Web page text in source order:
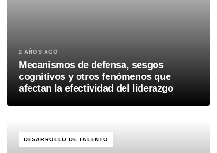
2 AÑOS AGO
Mecanismos de defensa, sesgos
cognitivos y otros fenómenos que
afectan la efectividad del liderazgo
DESARROLLO DE TALENTO